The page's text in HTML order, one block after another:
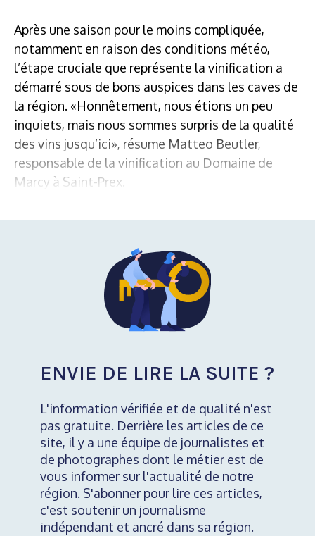
Après une saison pour le moins compliquée,
notamment en raison des conditions météo,
l’étape cruciale que représente la vinification a
démarré sous de bons auspices dans les caves de
la région. «Honnêtement, nous étions un peu
inquiets, mais nous sommes surpris de la qualité
des vins jusqu’ici», résume Matteo Beutler,
responsable de la vinification au Domaine de
Marcy à Saint-Prex.
ENVIE DE LIRE LA SUITE ?
L'information vérifiée et de qualité n'est
pas gratuite. Derrière les articles de ce
site, il y a une équipe de journalistes et
de photographes dont le métier est de
vous informer sur l'actualité de notre
région. S'abonner pour lire ces articles,
c'est soutenir un journalisme
indépendant et ancré dans sa région.